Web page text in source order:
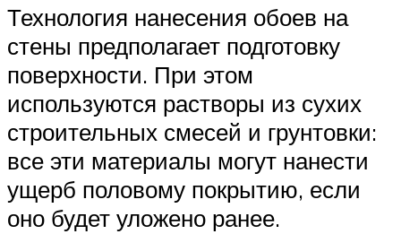
Технология нанесения обоев на
стены предполагает подготовку
поверхности. При этом
используются растворы из сухих
строительных смесей и грунтовки:
все эти материалы могут нанести
ущерб половому покрытию, если
оно будет уложено ранее.